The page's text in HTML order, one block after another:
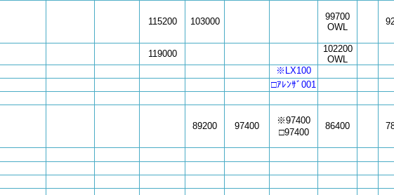
115200 103000
99700
OWL
119000
102200
OWL
※LX100
□ｱﾚﾝｻﾞ001
89200 97400
※97400
□97400
86400